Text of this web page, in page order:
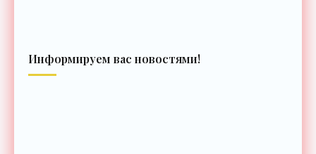
Информируем вас новостями!